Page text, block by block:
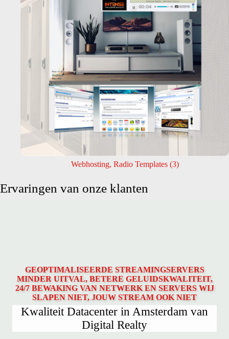
Webhosting, Radio Templates (3)
Ervaringen van onze klanten
GEOPTIMALISEERDE STREAMINGSERVERS
MINDER UITVAL, BETERE GELUIDSKWALITEIT,
24/7 BEWAKING VAN NETWERK EN SERVERS WIJ
SLAPEN NIET, JOUW STREAM OOK NIET
Kwaliteit Datacenter in Amsterdam van
Digital Realty